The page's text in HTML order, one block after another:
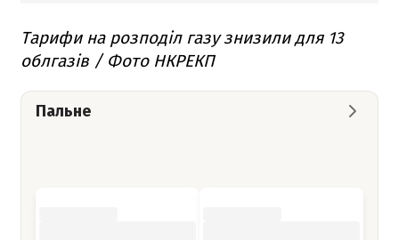
Тарифи на розподіл газу знизили для 13
облгазів / Фото НКРЕКП
Пальне